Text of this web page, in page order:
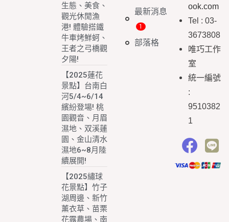
生態、美食、
觀光休閒漁
港! 體驗搭鐵
牛車烤鮮蚵、
王者之弓橋觀
夕陽!
【2025蓮花
景點】台南白
河5/4~6/14
繽紛登場! 桃
園觀音、月眉
濕地、双溪蓮
園、金山清水
濕地6~8月陸
續展開!
【2025繡球
花景點】竹子
湖周邊、新竹
薰衣草、苗栗
花露農場、南
最新消息
部落格
ook.com
Tel : 03-
3673808
唯巧工作
室
統一編號
:
9510382
1